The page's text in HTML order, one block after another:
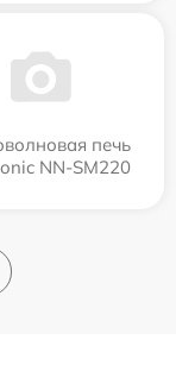
печь
NN-SM220